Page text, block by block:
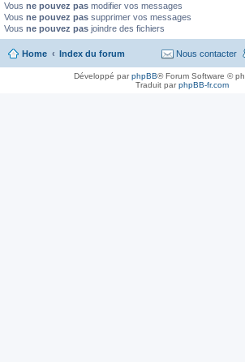
Vous ne pouvez pas modifier vos messages
Vous ne pouvez pas supprimer vos messages
Vous ne pouvez pas joindre des fichiers
Home Index du forum Nous contacter
Développé parphpBB® Forum Software ©
Traduit parphpBB-fr.com